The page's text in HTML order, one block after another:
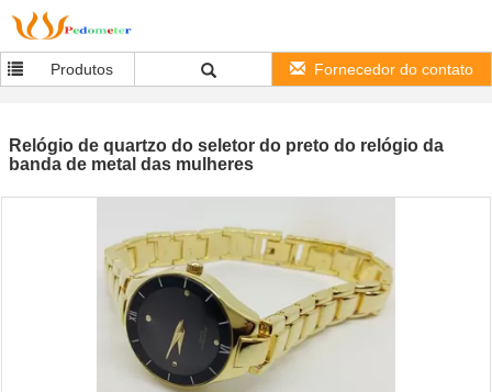
Produtos Fornecedor do contato
Relógio de quartzo do seletor do preto do relógio da
banda de metal das mulheres